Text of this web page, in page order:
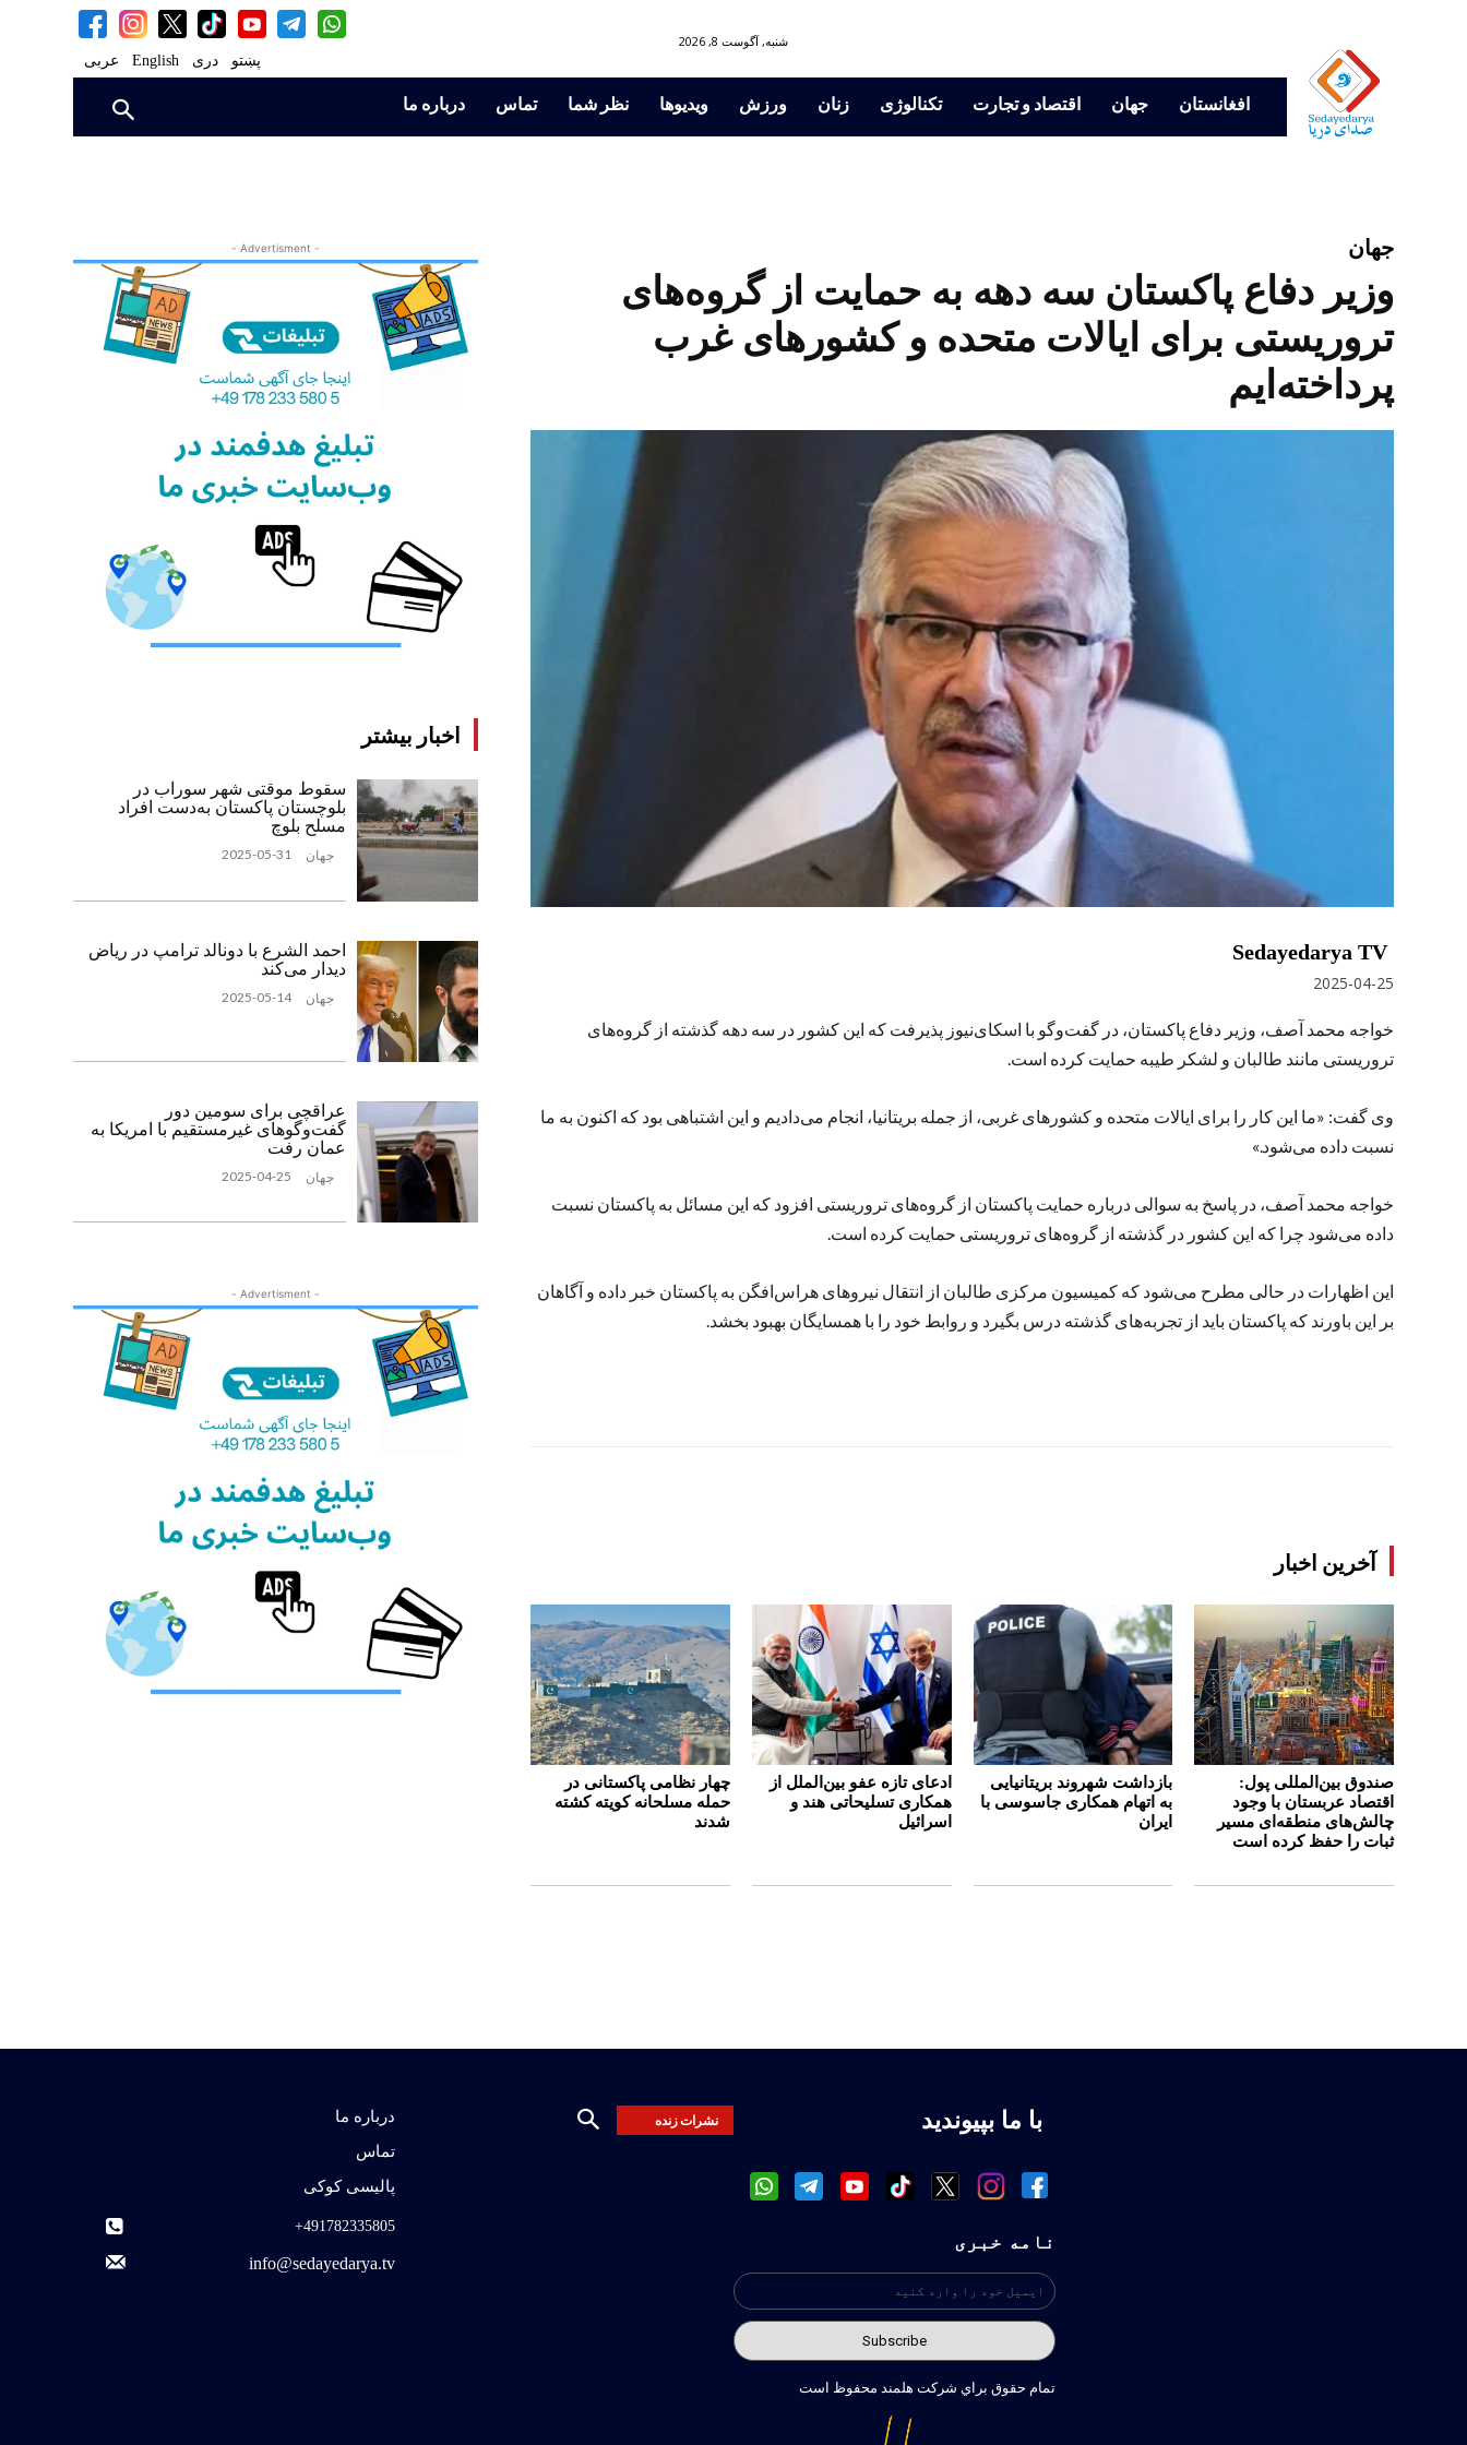
پښتو دری English عربی
شنبه, آگوست 8, 2026
افغانستان جهان اقتصاد و تجارت تکنالوژی زنان ورزش ویدیوها نظر شما تماس درباره ما
- Advertisment -
اخبار بیشتر
سقوط موقتی شهر سوراب در
بلوچستان پاکستان به‌دست افراد
مسلح بلوچ
جهان 2025-05-31
احمد الشرع با دونالد ترامپ در ریاض
دیدار می‌کند
جهان 2025-05-14
عراقچی برای سومین دور
گفت‌وگوهای غیرمستقیم با امریکا به
عمان رفت
جهان 2025-04-25
- Advertisment -
جهان
وزیر دفاع پاکستان سه دهه به حمایت از گروه‌های
تروریستی برای ایالات متحده و کشورهای غرب
پرداخته‌ایم
Sedayedarya TV
2025-04-25
خواجه محمد آصف، وزیر دفاع پاکستان، در گفت‌وگو با اسکای‌نیوز پذیرفت که این کشور در سه دهه گذشته از گروه‌های
تروریستی مانند طالبان و لشکر طیبه حمایت کرده است.
وی گفت: «ما این کار را برای ایالات متحده و کشورهای غربی، از جمله بریتانیا، انجام می‌دادیم و این اشتباهی بود که اکنون به ما
نسبت داده می‌شود.»
خواجه محمد آصف، در پاسخ به سوالی درباره حمایت پاکستان از گروه‌های تروریستی افزود که این مسائل به پاکستان نسبت
داده می‌شود چرا که این کشور در گذشته از گروه‌های تروریستی حمایت کرده است.
این اظهارات در حالی مطرح می‌شود که کمیسیون مرکزی طالبان از انتقال نیروهای هراس‌افگن به پاکستان خبر داده و آگاهان
بر این باورند که پاکستان باید از تجربه‌های گذشته درس بگیرد و روابط خود را با همسایگان بهبود بخشد.
آخرین اخبار
صندوق بین‌المللی پول:
اقتصاد عربستان با وجود
چالش‌های منطقه‌ای مسیر
ثبات را حفظ کرده است
بازداشت شهروند بریتانیایی
به اتهام همکاری جاسوسی با
ایران
ادعای تازه عفو بین‌الملل از
همکاری تسلیحاتی هند و
اسرائیل
چهار نظامی پاکستانی در
حمله مسلحانه کویته کشته
شدند
درباره ما
تماس
پالیسی کوکی
491782335805+
info@sedayedarya.tv
نشرات زنده با ما بپیوندید
نامه خبری
تمام حقوق براي شركت هلمند محفوظ است